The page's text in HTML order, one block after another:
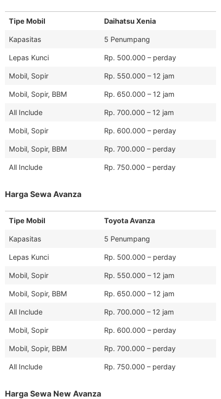
Tipe Mobil Daihatsu Xenia
Kapasitas 5 Penumpang
Lepas Kunci Rp. 500.000 – perday
Mobil, Sopir Rp. 550.000 – 12 jam
Mobil, Sopir, BBM Rp. 650.000 – 12 jam
All Include Rp. 700.000 – 12 jam
Mobil, Sopir Rp. 600.000 – perday
Mobil, Sopir, BBM Rp. 700.000 – perday
All Include Rp. 750.000 – perday
Harga Sewa Avanza
Tipe Mobil Toyota Avanza
Kapasitas 5 Penumpang
Lepas Kunci Rp. 500.000 – perday
Mobil, Sopir Rp. 550.000 – 12 jam
Mobil, Sopir, BBM Rp. 650.000 – 12 jam
All Include Rp. 700.000 – 12 jam
Mobil, Sopir Rp. 600.000 – perday
Mobil, Sopir, BBM Rp. 700.000 – perday
All Include Rp. 750.000 – perday
Harga Sewa New Avanza